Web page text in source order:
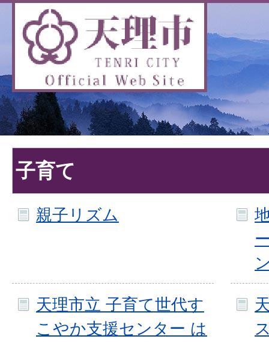
子育て
親子リズム
天理市立 子育て世代す
こやか支援センター は